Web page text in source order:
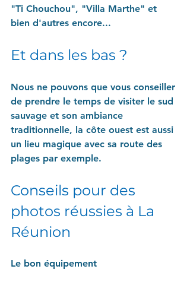
"Ti Chouchou", "Villa Marthe" et
bien d'autres encore...
Et dans les bas ?
Nous ne pouvons que vous conseiller
de prendre le temps de visiter le sud
sauvage et son ambiance
traditionnelle, la côte ouest est aussi
un lieu magique avec sa route des
plages par exemple.
Conseils pour des
photos réussies à La
Réunion
Le bon équipement